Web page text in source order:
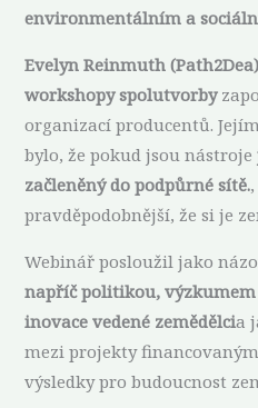
environmentálním a
Evelyn Reinmuth (Path2Dea)
workshopy spolutvorby
organizací producentů.
bylo, že pokud jsou nástroje
začleněný do podpůrné sítě.
pravděpodobnější, že si je
Webinář posloužil jako
napříč politikou,
inovace vedené zemědělcia
mezi projekty
výsledky pro budoucnost